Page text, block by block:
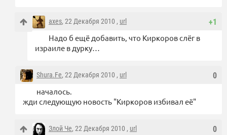
+1
axes, 22 Декабря 2010 , url
Надо б ещё добавить, что Киркоров слёг в
израиле в дурку…
0
Shura.Fe, 22 Декабря 2010 , url
началось.
жди следующую новость "Киркоров избивал её"
0
Злой Че, 22 Декабря 2010 , url